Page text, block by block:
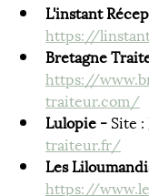
L'instant
https://
Bretagne
https://
traiteur.com/
Lulopie - Site :
traiteur.fr/
Les
https://